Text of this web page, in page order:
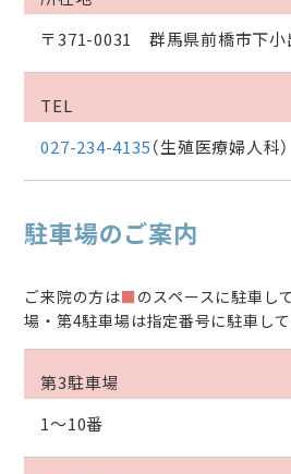
〒371-0031 群馬県前橋市下小
TEL
027-234-4135（生殖医療婦人科）
駐車場のご案内
ご来院の方は■のスペースに駐車し
場・第4駐車場は指定番号に駐車して
第3駐車場
1〜10番